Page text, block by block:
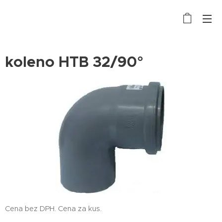
koleno HTB 32/90°
Cena bez DPH. Cena za kus.